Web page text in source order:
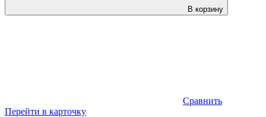
В корзину
Сравнить
Перейти в карточку